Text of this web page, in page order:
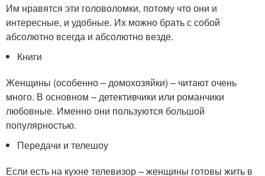
Им нравятся эти головоломки, потому что они и
интересные, и удобные. Их можно брать с собой
абсолютно всегда и абсолютно везде.
Книги
Женщины (особенно – домохозяйки) – читают очень
много. В основном – детективчики или романчики
любовные. Именно они пользуются большой
популярностью.
Передачи и телешоу
Если есть на кухне телевизор – женщины готовы жить в